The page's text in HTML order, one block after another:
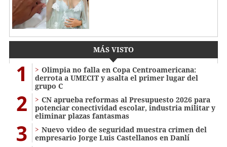
MÁS VISTO
1
Olimpia no falla en Copa Centroamericana:
derrota a UMECIT y asalta el primer lugar del
grupo C
2
CN aprueba reformas al Presupuesto 2026 para
potenciar conectividad escolar, industria militar y
eliminar plazas fantasmas
3
Nuevo video de seguridad muestra crimen del
empresario Jorge Luis Castellanos en Danlí